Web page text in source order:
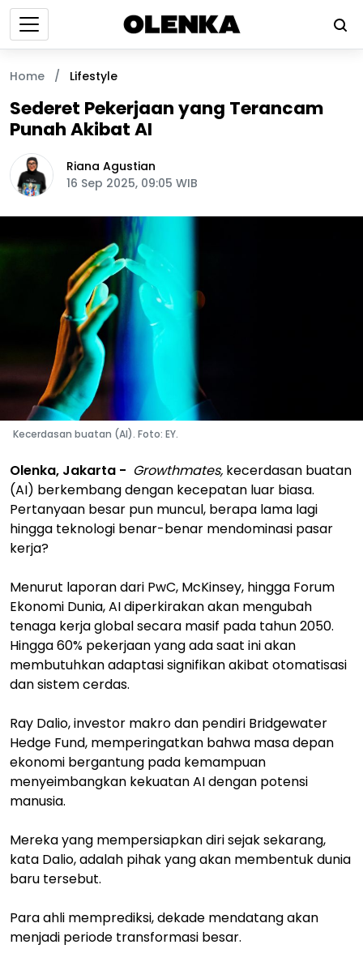
Home / Lifestyle
Sederet Pekerjaan yang Terancam
Punah Akibat AI
Riana Agustian
16 Sep 2025, 09:05 WIB
Kecerdasan buatan (AI). Foto: EY.
Olenka, Jakarta - Growthmates, kecerdasan buatan
(AI) berkembang dengan kecepatan luar biasa.
Pertanyaan besar pun muncul, berapa lama lagi
hingga teknologi benar-benar mendominasi pasar
kerja?
Menurut laporan dari PwC, McKinsey, hingga Forum
Ekonomi Dunia, AI diperkirakan akan mengubah
tenaga kerja global secara masif pada tahun 2050.
Hingga 60% pekerjaan yang ada saat ini akan
membutuhkan adaptasi signifikan akibat otomatisasi
dan sistem cerdas.
Ray Dalio, investor makro dan pendiri Bridgewater
Hedge Fund, memperingatkan bahwa masa depan
ekonomi bergantung pada kemampuan
menyeimbangkan kekuatan AI dengan potensi
manusia.
Mereka yang mempersiapkan diri sejak sekarang,
kata Dalio, adalah pihak yang akan membentuk dunia
baru tersebut.
Para ahli memprediksi, dekade mendatang akan
menjadi periode transformasi besar.